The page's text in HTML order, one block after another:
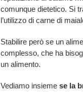
comunque dietetico. Si
l’utilizzo di carne di
Stabilire però se un
complesso, che ha
un alimento.
Vediamo insiemese la